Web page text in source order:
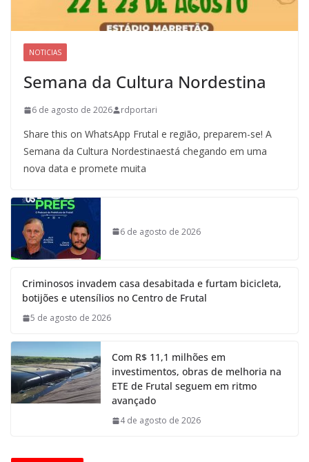
NOTICIAS
Semana da Cultura Nordestina
6 de agosto de 2026 rdportari
Share this on WhatsApp Frutal e região, preparem-se! A
Semana da Cultura Nordestinaestá chegando em uma
nova data e promete muita
6 de agosto de 2026
Criminosos invadem casa desabitada e furtam bicicleta,
botijões e utensílios no Centro de Frutal
5 de agosto de 2026
Com R$ 11,1 milhões em
investimentos, obras de melhoria na
ETE de Frutal seguem em ritmo
avançado
4 de agosto de 2026